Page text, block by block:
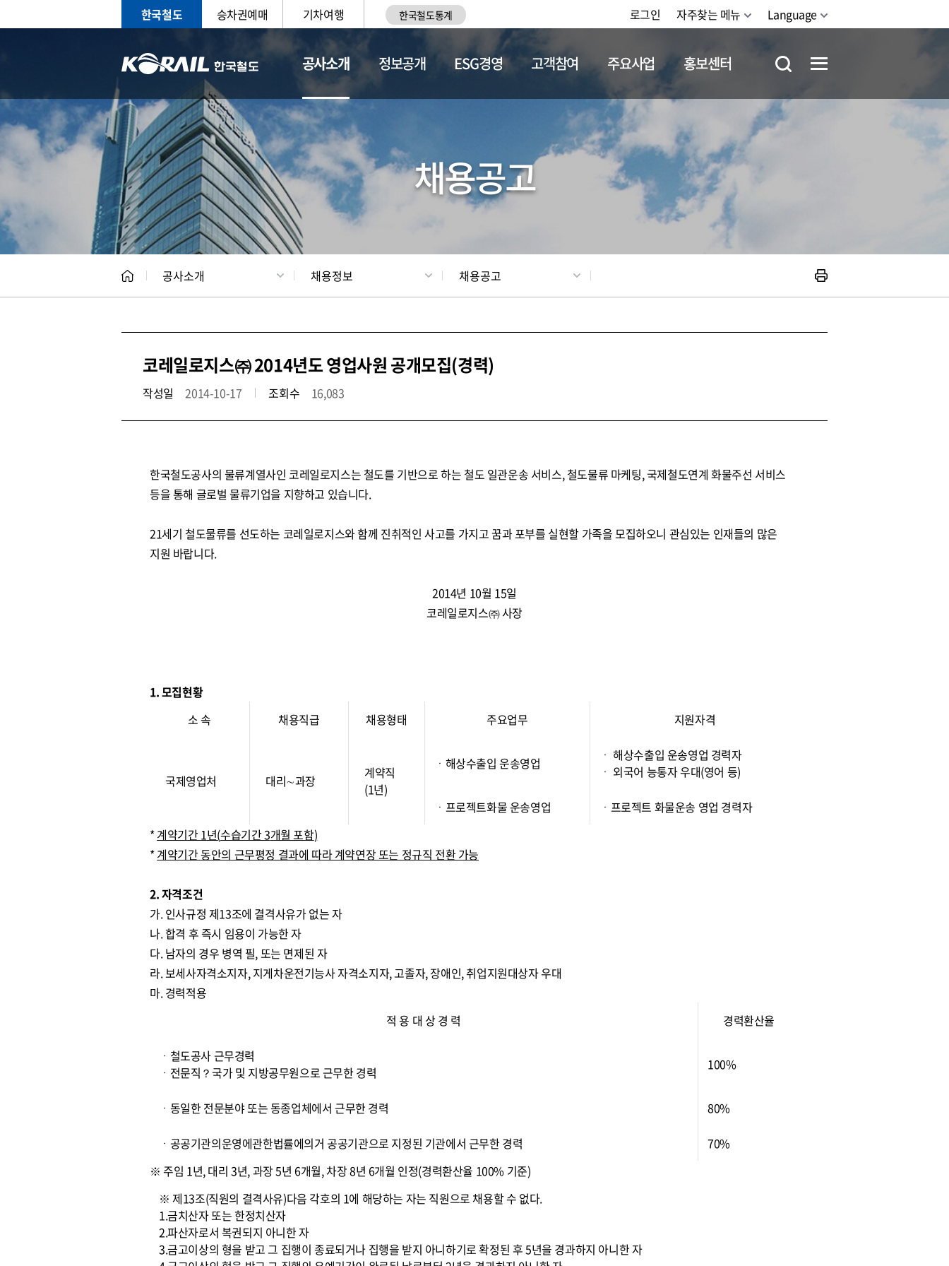
한국철도 승차권예매 기차여행 한국철도통계 로그인 자주찾는 메뉴 Language
공사소개
CEO 일반현황 채용정보
정보공개 ESG경영 고객참여 주요사업 홍보센터
채용공고
공사소개 채용정보 채용공고
코레일로지스㈜ 2014년도 영업사원 공개모집(경력)
작성일 2014-10-17 조회수 16,083
한국철도공사의 물류계열사인 코레일로지스는 철도를 기반으로 하는 철도 일관운송 서비스, 철도물류 마케팅, 국제철도연계 화물주선 서비스
등을 통해 글로벌 물류기업을 지향하고 있습니다.
21세기 철도물류를 선도하는 코레일로지스와 함께 진취적인 사고를 가지고 꿈과 포부를 실현할 가족을 모집하오니 관심있는 인재들의 많은
지원 바랍니다.
2014년 10월 15일
코레일로지스㈜ 사장
1. 모집현황
소 속
채용직급 채용형태 주요업무 지원자격
국제영업처 대리∼과장
계약직
(1년)
ㆍ해상수출입 운송영업
ㆍ 해상수출입 운송영업 경력자
ㆍ 외국어 능통자 우대(영어 등)
ㆍ프로젝트화물 운송영업
ㆍ프로젝트 화물운송 영업 경력자
*계약기간1년(수습기간3개월 포함)
*계약기간 동안의 근무평정 결과에 따라 계약연장 또는 정규직 전환 가능
2. 자격조건
가. 인사규정 제13조에 결격사유가 없는 자
나. 합격 후 즉시 임용이 가능한 자
다. 남자의 경우 병역 필, 또는 면제된 자
라. 보세사자격소지자, 지게차운전기능사 자격소지자, 고졸자, 장애인, 취업지원대상자 우대
마. 경력적용
적 용 대 상 경 력
경력환산율
ㆍ철도공사 근무경력
ㆍ전문직？국가 및 지방공무원으로 근무한 경력
100%
ㆍ동일한 전문분야 또는 동종업체에서 근무한 경력 80%
ㆍ공공기관의운영에관한법률에의거 공공기관으로 지정된 기관에서 근무한 경력
70%
※ 주임 1년, 대리 3년, 과장 5년 6개월, 차장 8년 6개월 인정(경력환산율 100% 기준)
※ 제13조(직원의 결격사유)다음 각호의 1에 해당하는 자는 직원으로 채용할 수 없다.
1.금치산자 또는 한정치산자
2.파산자로서 복권되지 아니한 자
3.금고이상의 형을 받고 그 집행이 종료되거나 집행을 받지 아니하기로 확정된 후 5년을 경과하지 아니한 자